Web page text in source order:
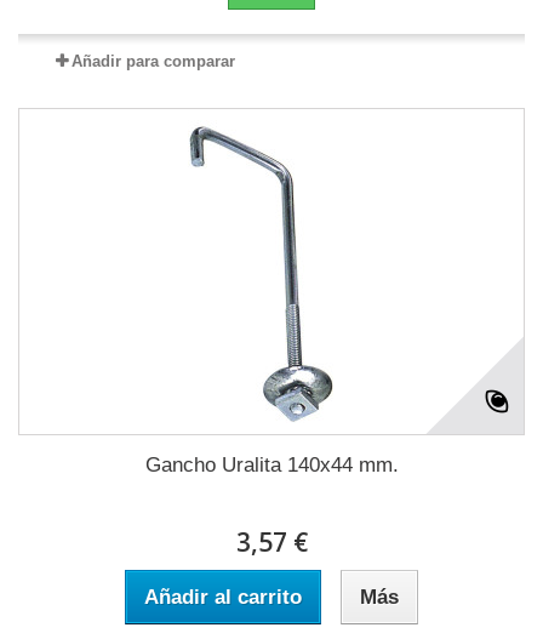
Añadir para comparar
Gancho Uralita 140x44 mm.
3,57 €
Añadir al carrito Más